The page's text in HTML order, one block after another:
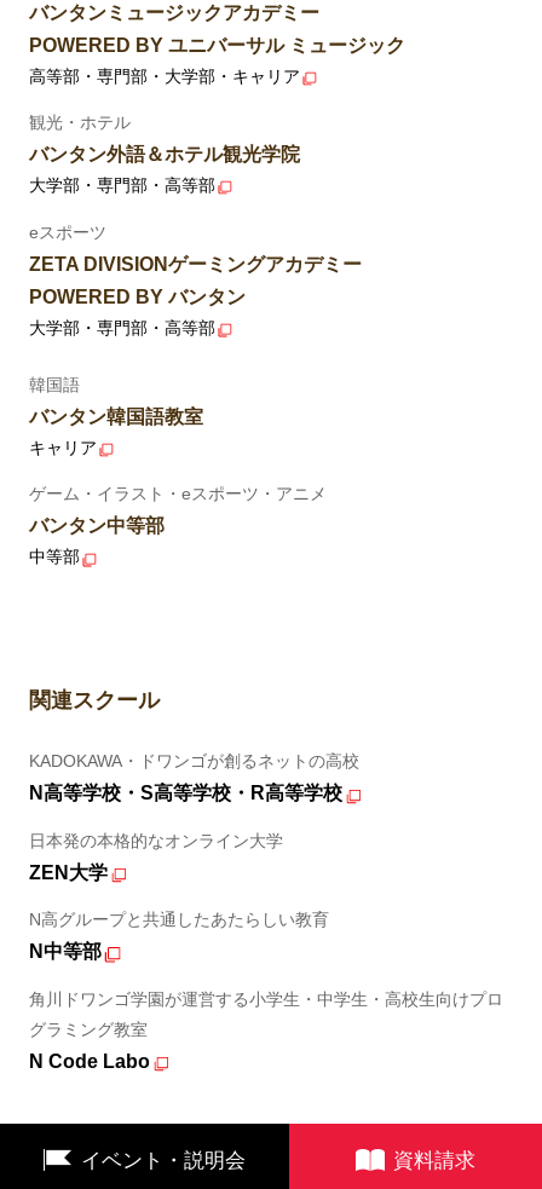
イベント・説明会 資料請求
バンタンミュージックアカデミー
POWERED BY ユニバーサル ミュージック
高等部・専門部・大学部・キャリア
観光・ホテル
バンタン外語＆ホテル観光学院
大学部・専門部・高等部
eスポーツ
ZETA DIVISIONゲーミングアカデミー
POWERED BY バンタン
大学部・専門部・高等部
韓国語
バンタン韓国語教室
キャリア
ゲーム・イラスト・eスポーツ・アニメ
バンタン中等部
中等部
関連スクール
KADOKAWA・ドワンゴが創るネットの高校
N高等学校・S高等学校・R高等学校
日本発の本格的なオンライン大学
ZEN大学
N高グループと共通したあたらしい教育
N中等部
角川ドワンゴ学園が運営する小学生・中学生・高校生向けプロ
グラミング教室
N Code Labo